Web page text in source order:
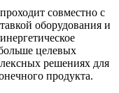
совместно с
оборудования и
целевых
решениях для
продукта.